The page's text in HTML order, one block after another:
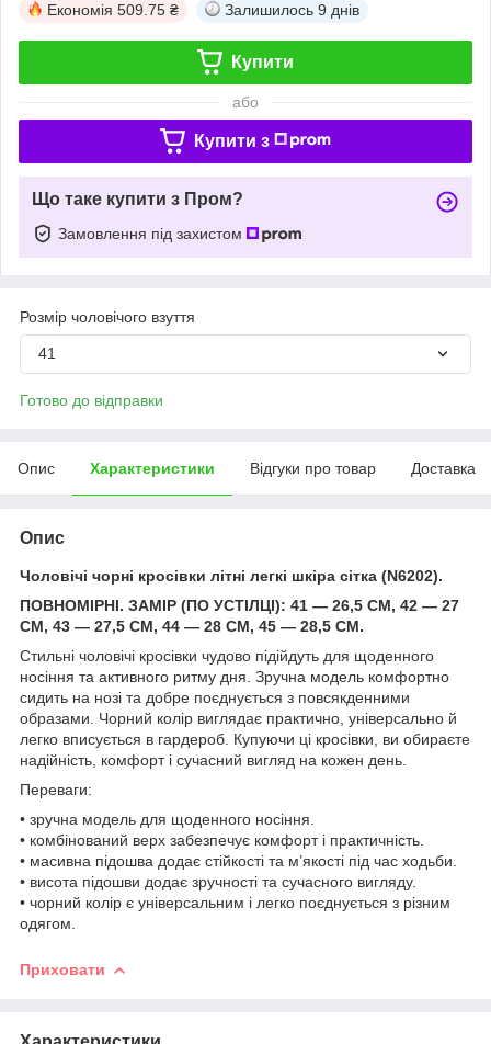
Економія 509.75 ₴ Залишилось 9 днів
Купити
або
Купити з
Що таке купити з Пром?
Замовлення під захистом
Розмір чоловічого взуття
41
Готово до відправки
Опис Характеристики Відгуки про товар Доставка
Опис
Чоловічі чорні кросівки літні легкі шкіра сітка (N6202).
ПОВНОМІРНІ. ЗАМІР (ПО УСТІЛЦІ): 41 — 26,5 СМ, 42 — 27
СМ, 43 — 27,5 СМ, 44 — 28 СМ, 45 — 28,5 СМ.
Стильні чоловічі кросівки чудово підійдуть для щоденного
носіння та активного ритму дня. Зручна модель комфортно
сидить на нозі та добре поєднується з повсякденними
образами. Чорний колір виглядає практично, універсально й
легко вписується в гардероб. Купуючи ці кросівки, ви обираєте
надійність, комфорт і сучасний вигляд на кожен день.
Переваги:
• зручна модель для щоденного носіння.
• комбінований верх забезпечує комфорт і практичність.
• масивна підошва додає стійкості та м’якості під час ходьби.
• висота підошви додає зручності та сучасного вигляду.
• чорний колір є універсальним і легко поєднується з різним
одягом.
Приховати